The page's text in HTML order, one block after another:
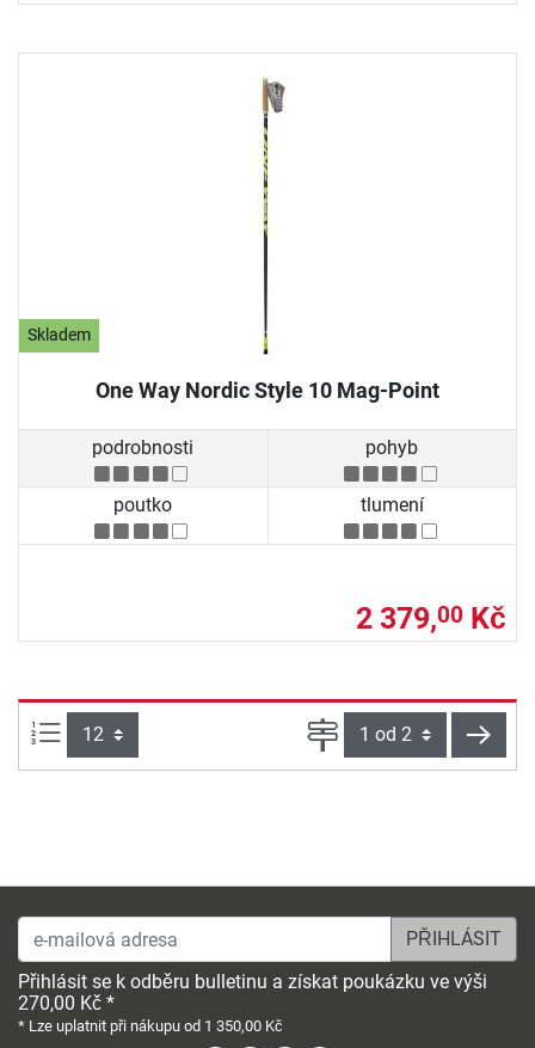
Skladem
One Way Nordic Style 10 Mag-Point
podrobnosti pohyb
poutko tlumení
2 379,00 Kč
Počet výrobků na straně: Strana
e-mailová adresa
Přihlásit se k odběru bulletinu a získat poukázku ve výši
270,00 Kč *
* Lze uplatnit při nákupu od 1 350,00 Kč